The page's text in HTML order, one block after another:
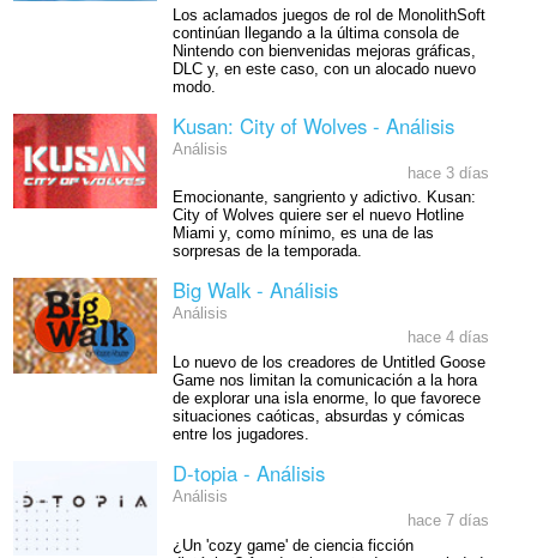
Los aclamados juegos de rol de MonolithSoft
continúan llegando a la última consola de
Nintendo con bienvenidas mejoras gráficas,
DLC y, en este caso, con un alocado nuevo
modo.
Kusan: City of Wolves - Análisis
Análisis
hace 3 días
Emocionante, sangriento y adictivo. Kusan:
City of Wolves quiere ser el nuevo Hotline
Miami y, como mínimo, es una de las
sorpresas de la temporada.
Big Walk - Análisis
Análisis
hace 4 días
Lo nuevo de los creadores de Untitled Goose
Game nos limitan la comunicación a la hora
de explorar una isla enorme, lo que favorece
situaciones caóticas, absurdas y cómicas
entre los jugadores.
D-topia - Análisis
Análisis
hace 7 días
¿Un 'cozy game' de ciencia ficción